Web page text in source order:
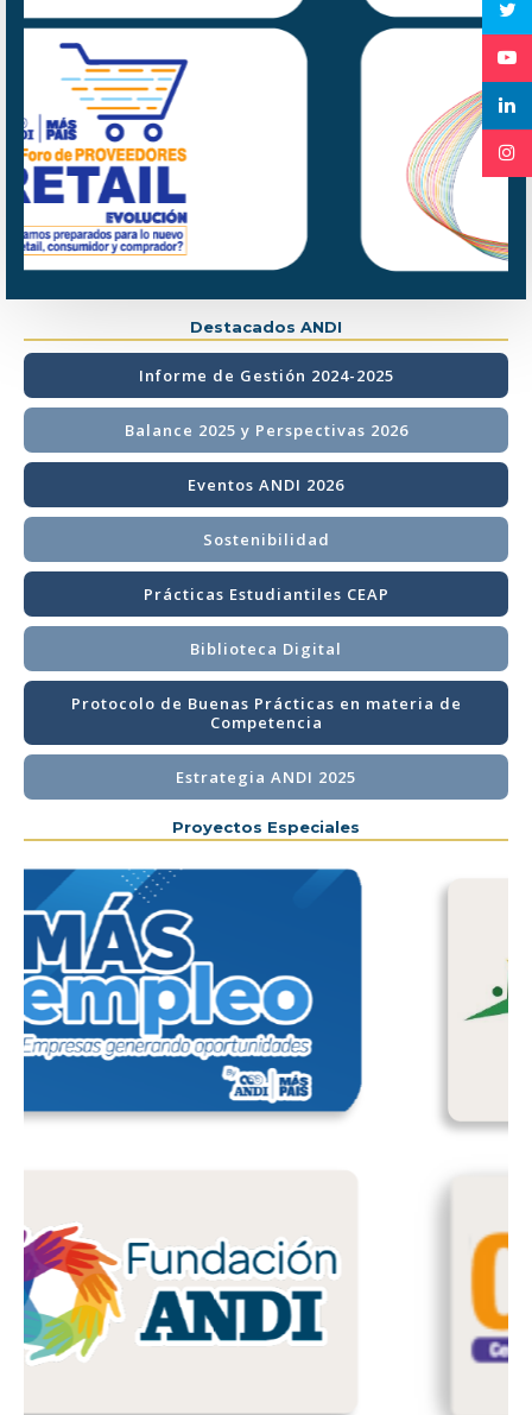
Destacados ANDI
Informe de Gestión 2024-2025
Balance 2025 y Perspectivas 2026
Eventos ANDI 2026
Sostenibilidad
Prácticas Estudiantiles CEAP
Biblioteca Digital
Protocolo de Buenas Prácticas en materia de
Competencia
Estrategia ANDI 2025
Proyectos Especiales